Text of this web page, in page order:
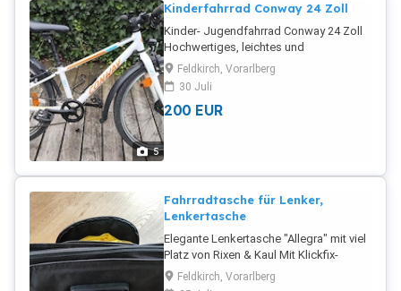
5
Kinderfahrrad Conway 24 Zoll
Kinder- Jugendfahrrad Conway 24 Zoll
Hochwertiges, leichtes und
leichtgängiges Kinderrad zu verkaufen.
Ohne Schnick-Schnack wie Federgabel
oder 21 Gänge, ganz einfach,
komfortabel und hochwertig.
Kettenschaltung mit 8-Gängen
Beleuchtung: Nabendynamo, immer
Licht dabei, immer sicher Gabel: Starre
Gabel Ausstattung: Ständer,
Flaschenhalter, Schutzbleche, Klingel
Neupreis: 480 Abzuholen in Frastanz-
Fellengatter.
Feldkirch, Vorarlberg
30 Juli
200 EUR
Fahrradtasche für Lenker,
Lenkertasche
Elegante Lenkertasche "Allegra" mit viel
Platz von Rixen & Kaul Mit Klickfix-
System zum abnehmen Großes
Hauptfach und geräumige Vortasche
Feldkirch, Vorarlberg